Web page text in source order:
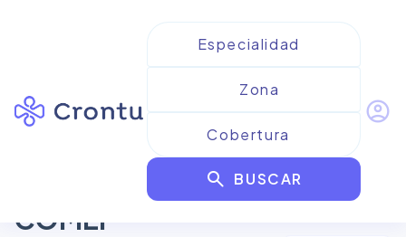
search BUSCAR
account_circle
Resultados paraAsesoria
Lactancia Materna de
COMEI